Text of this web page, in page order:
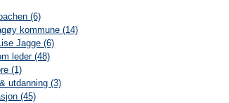
(6)
kommune (14)
Jagge (6)
leder (48)
(1)
utdanning (3)
(45)